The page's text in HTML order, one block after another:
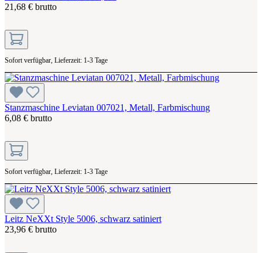
21,68 € brutto
Sofort verfügbar, Lieferzeit: 1-3 Tage
Stanzmaschine Leviatan 007021, Metall, Farbmischung
6,08 € brutto
Sofort verfügbar, Lieferzeit: 1-3 Tage
Leitz NeXXt Style 5006, schwarz satiniert
23,96 € brutto